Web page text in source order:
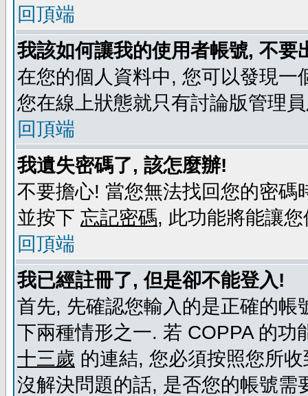
回頂端
我該如何讓我的使用者帳號, 不
在您的個人資料中, 您可以發現一
您在線上狀態就只有討論版管理
回頂端
我遺失密碼了, 該怎麼辦!
不要擔心! 當您無法找回您的密
並按下 忘記密碼, 此功能將能讓
回頂端
我已經註冊了, 但是卻不能登入!
首先, 先確認您輸入的是正確的
下兩種情形之一. 若 COPPA 的
十三歲 的連結, 您必須按照您所
沒解決問題的話, 是否您的帳號